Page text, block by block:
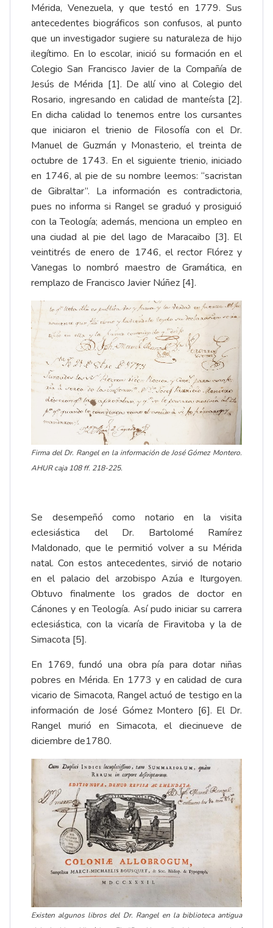
Mérida, Venezuela, y que testó en 1779. Sus
antecedentes biográficos son confusos, al punto
que un investigador sugiere su naturaleza de hijo
ilegítimo. En lo escolar, inició su formación en el
Colegio San Francisco Javier de la Compañía de
Jesús de Mérida [1]. De allí vino al Colegio del
Rosario, ingresando en calidad de manteísta [2].
En dicha calidad lo tenemos entre los cursantes
que iniciaron el trienio de Filosofía con el Dr.
Manuel de Guzmán y Monasterio, el treinta de
octubre de 1743. En el siguiente trienio, iniciado
en 1746, al pie de su nombre leemos: “sacristan
de Gibraltar”. La información es contradictoria,
pues no informa si Rangel se graduó y prosiguió
con la Teología; además, menciona un empleo en
una ciudad al pie del lago de Maracaibo [3]. El
veintitrés de enero de 1746, el rector Flórez y
Vanegas lo nombró maestro de Gramática, en
remplazo de Francisco Javier Núñez [4].
Firma del Dr. Rangel en la información de José Gómez Montero.
AHUR caja 108 ff. 218-225.
Se desempeñó como notario en la visita
eclesiástica del Dr. Bartolomé Ramírez
Maldonado, que le permitió volver a su Mérida
natal. Con estos antecedentes, sirvió de notario
en el palacio del arzobispo Azúa e Iturgoyen.
Obtuvo finalmente los grados de doctor en
Cánones y en Teología. Así pudo iniciar su carrera
eclesiástica, con la vicaría de Firavitoba y la de
Simacota [5].
En 1769, fundó una obra pía para dotar niñas
pobres en Mérida. En 1773 y en calidad de cura
vicario de Simacota, Rangel actuó de testigo en la
información de José Gómez Montero [6]. El Dr.
Rangel murió en Simacota, el diecinueve de
diciembre de1780.
Existen algunos libros del Dr. Rangel en la biblioteca antigua